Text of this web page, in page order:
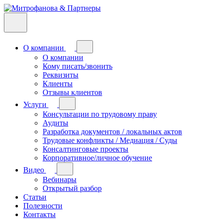
О компании
О компании
Кому писать/звонить
Реквизиты
Клиенты
Отзывы клиентов
Услуги
Консультации по трудовому праву
Аудиты
Разработка документов / локальных актов
Трудовые конфликты / Медиация / Суды
Консалтинговые проекты
Корпоративное/личное обучение
Видео
Вебинары
Открытый разбор
Статьи
Полезности
Контакты